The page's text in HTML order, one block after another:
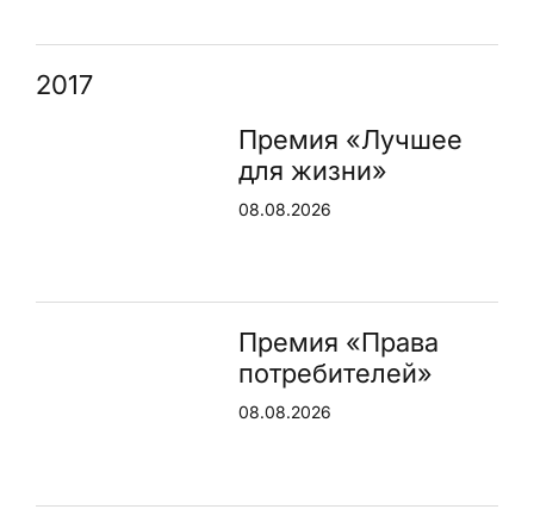
2017
Премия «Лучшее
для жизни»
08.08.2026
Премия «Права
потребителей»
08.08.2026